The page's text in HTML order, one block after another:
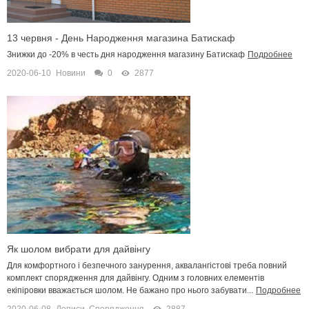
13 червня - День Народження магазина Батискаф
Знижки до -20% в честь дня народження магазину Батискаф Подробнее
2020-06-10
Новини 0 2877
Як шолом вибрати для дайвінгу
Для комфортного і безпечного занурення, аквалангістові треба повний
комплект спорядження для дайвінгу. Одним з головних елементів
екіпіровки вважається шолом. Не бажано про нього забувати... Подробнее